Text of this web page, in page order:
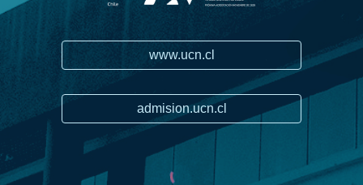
www.ucn.cl
admision.ucn.cl